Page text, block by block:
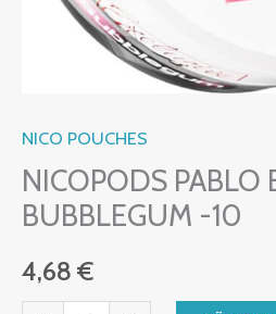
NICO POUCHES
NICOPODS PABLO
BUBBLEGUM -10
4,68 €